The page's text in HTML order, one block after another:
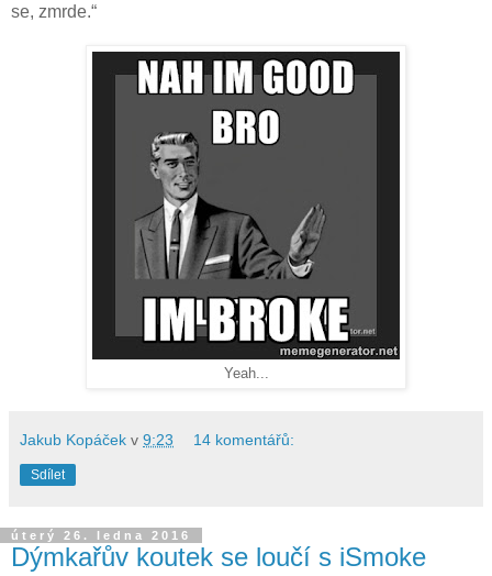
se, zmrde.“
Yeah...
Jakub Kopáček v 9:23 14 komentářů:
Sdílet
úterý 26. ledna 2016
Dýmkařův koutek se loučí s iSmoke